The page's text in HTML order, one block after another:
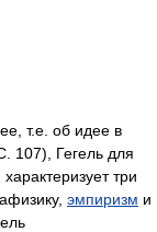
т.е. об идее в
107), Гегель для
три
эмпиризм и